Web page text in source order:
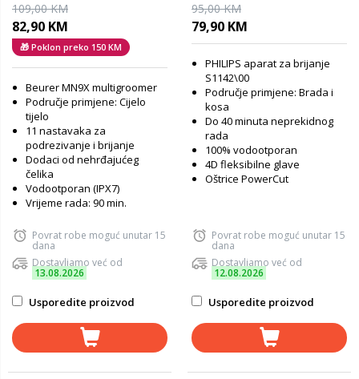
109,00 KM
82,90 KM
🎁 Poklon preko 150 KM
Beurer MN9X multigroomer
Područje primjene: Cijelo
tijelo
11 nastavaka za
podrezivanje i brijanje
Dodaci od nehrđajućeg
čelika
Vodootporan (IPX7)
Vrijeme rada: 90 min.
Povrat robe moguć unutar 15
dana
Dostavljamo već od
13.08.2026
Usporedite proizvod
95,00 KM
79,90 KM
PHILIPS aparat za brijanje
S1142\00
Područje primjene: Brada i
kosa
Do 40 minuta neprekidnog
rada
100% vodootporan
4D fleksibilne glave
Oštrice PowerCut
Povrat robe moguć unutar 15
dana
Dostavljamo već od
12.08.2026
Usporedite proizvod